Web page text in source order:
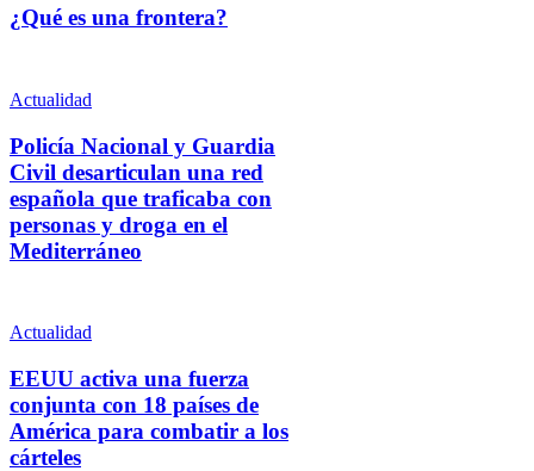
¿Qué es una frontera?
Actualidad
Policía Nacional y Guardia
Civil desarticulan una red
española que traficaba con
personas y droga en el
Mediterráneo
Actualidad
EEUU activa una fuerza
conjunta con 18 países de
América para combatir a los
cárteles